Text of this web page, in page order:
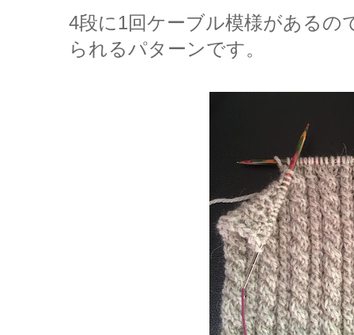
4段に1回ケーブル模様があるの
られるパターンです。